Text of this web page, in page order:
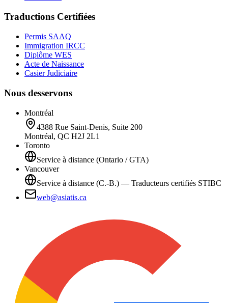
Traductions Certifiées
Permis SAAQ
Immigration IRCC
Diplôme WES
Acte de Naissance
Casier Judiciaire
Nous desservons
Montréal
4388 Rue Saint-Denis, Suite 200
Montréal, QC H2J 2L1
Toronto
Service à distance (Ontario / GTA)
Vancouver
Service à distance (C.-B.) — Traducteurs certifiés STIBC
web@asiatis.ca